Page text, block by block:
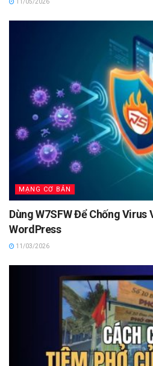
MẠNG CƠ BẢN
Dùng W7SFW Để Chống Virus
WordPress
11/03/2026